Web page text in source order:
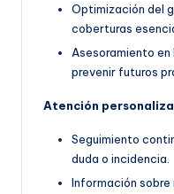
Optimización del
coberturas
Asesoramiento
prevenir futuros
Atención
Seguimiento
duda o incidencia.
Información